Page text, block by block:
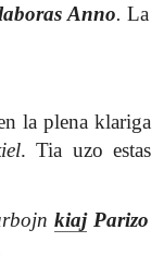
Anno. La
la plena klariga
. Tia uzo estas
kiajParizo